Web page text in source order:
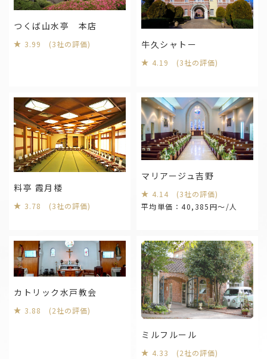
つくば山水亭 本店
3.99 (3社の評価) 牛久シャトー
4.19 (3社の評価)
料亭 霞月楼
3.78 (3社の評価)
マリアージュ吉野
4.14 (3社の評価)
平均単価：40,385円～/人
カトリック水戸教会
3.88 (2社の評価)
ミルフルール
4.33 (2社の評価)